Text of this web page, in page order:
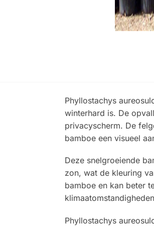
Phyllostachys
winterhard is. De
privacyscherm. De
bamboe een visueel
Deze snelgroeiende
zon, wat de kleuring
bamboe en kan beter
Phyllostachys